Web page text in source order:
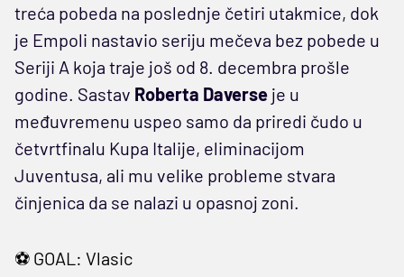
treća pobeda na poslednje četiri utakmice, dok
je Empoli nastavio seriju mečeva bez pobede u
Seriji A koja traje još od 8. decembra prošle
godine. Sastav Roberta Daverse je u
međuvremenu uspeo samo da priredi čudo u
četvrtfinalu Kupa Italije, eliminacijom
Juventusa, ali mu velike probleme stvara
činjenica da se nalazi u opasnoj zoni.
⚽️ GOAL: Vlasic